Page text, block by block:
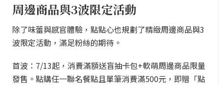
周邊商品與3波限定活動
除了味蕾與感官體驗，點點心也規劃了精緻周邊商品與3
波限定活動，滿足粉絲的期待。
首波：7/13起，消費滿額送盲抽卡包+軟萌周邊商品限量
發售。點購任一聯名餐點且單筆消費滿500元，即贈「點